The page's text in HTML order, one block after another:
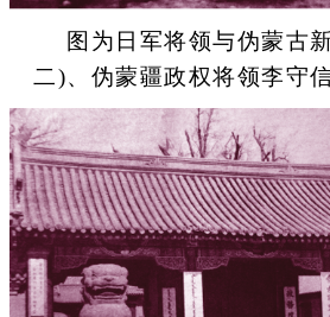
图为日军将领与伪蒙古新
二)、伪蒙疆政权将领李守